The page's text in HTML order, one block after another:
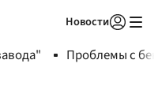
Новости
Проблемы с